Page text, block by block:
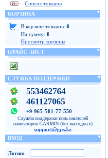
Список товаров
КОРЗИНА
В корзине товаров: 0
На сумму: 0
Просмотр корзины
ПРАЙС ЛИСТ
СЛУЖБА ПОДДЕРЖКИ
553462764
461127065
+9-965-501-77-550
Служба поддержки пользователей
навигаторов GARMIN (без выходных)
support@gps.kz
ВХОД
Логин: